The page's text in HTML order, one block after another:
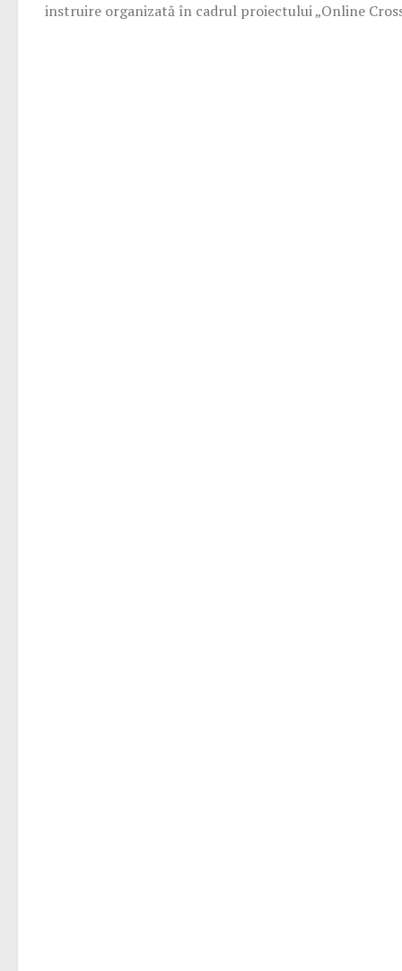
instruire organizată în cadrul proiectului „Online